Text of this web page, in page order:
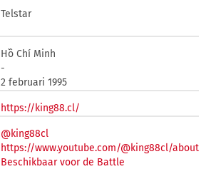
Telstar
Hồ Chí Minh
-
2 februari 1995
https://king88.cl/
@king88cl
https://www.youtube.com/@king88cl/about
Beschikbaar voor de Battle